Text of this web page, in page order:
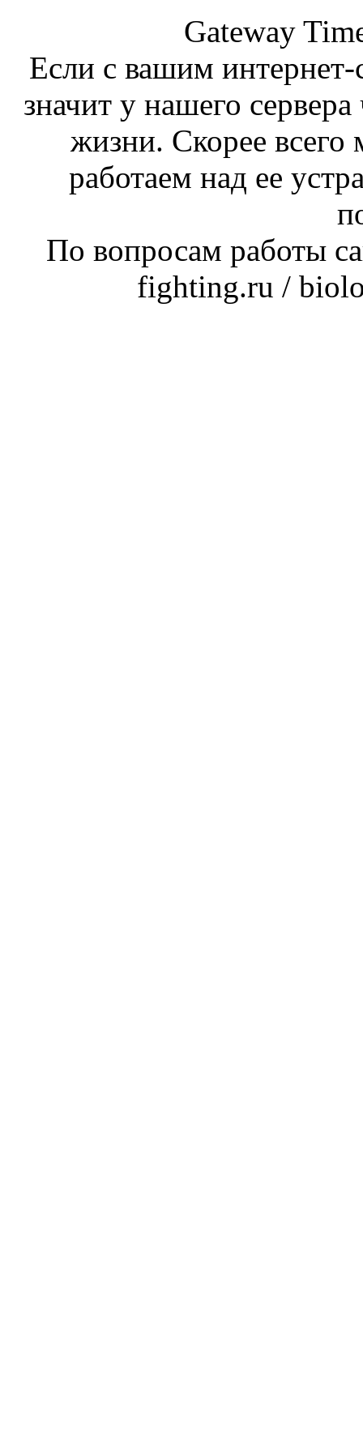
Gateway
Если с вашим интернет-
значит у нашего
жизни. Скорее
работаем над ее
По вопросам работы
fighting.ru /